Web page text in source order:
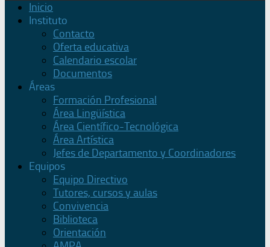
Inicio
Instituto
Contacto
Oferta educativa
Calendario escolar
Documentos
Áreas
Formación Profesional
Área Lingüística
Área Científico-Tecnológica
Área Artística
Jefes de Departamento y Coordinadores
Equipos
Equipo Directivo
Tutores, cursos y aulas
Convivencia
Biblioteca
Orientación